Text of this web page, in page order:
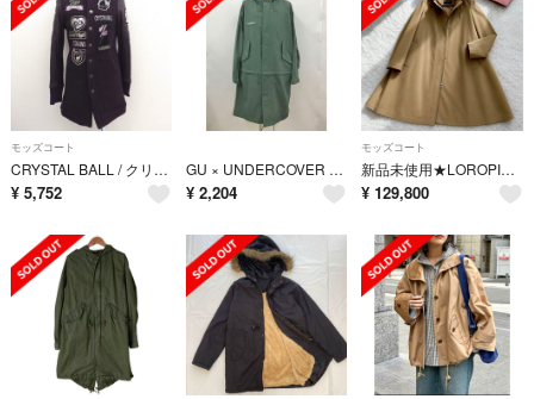
モッズコート
CRYSTAL BALL / クリスタルボール ◆スタジャン/コート/腕レザー/ワッペン/ロゴ/パープル/サイズ1 【レディース/ガールズ/LADY/女性/婦人】 レディースファッション【中古】 [0220561972]
¥ 5,752
GU × UNDERCOVER ジーユー アンダーカバー オーバーサイズモッズコート L 312-351029 2WAY カーキ 2511WS135
¥ 2,204
モッズコート
新品未使用★LOROPIANA★雑誌掲載★ストームシステム★本革★ロングコート
¥ 129,800